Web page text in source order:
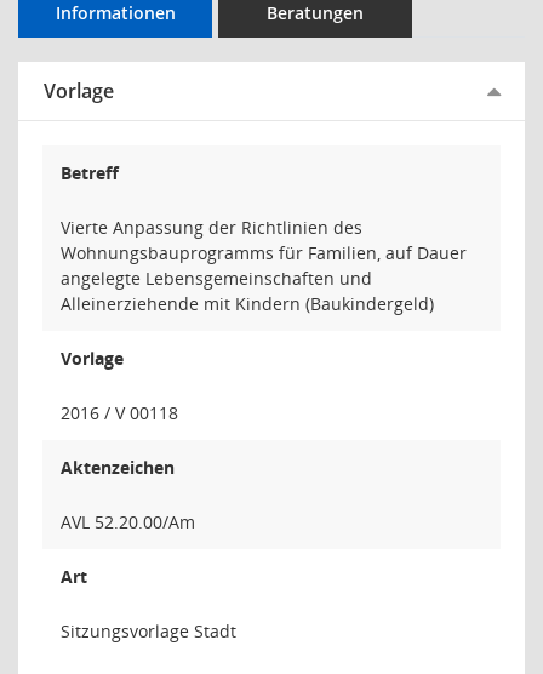
Informationen Beratungen
Vorlage
Betreff
Vierte Anpassung der Richtlinien des
Wohnungsbauprogramms für Familien, auf Dauer
angelegte Lebensgemeinschaften und
Alleinerziehende mit Kindern (Baukindergeld)
Vorlage
2016 / V 00118
Aktenzeichen
AVL 52.20.00/Am
Art
Sitzungsvorlage Stadt